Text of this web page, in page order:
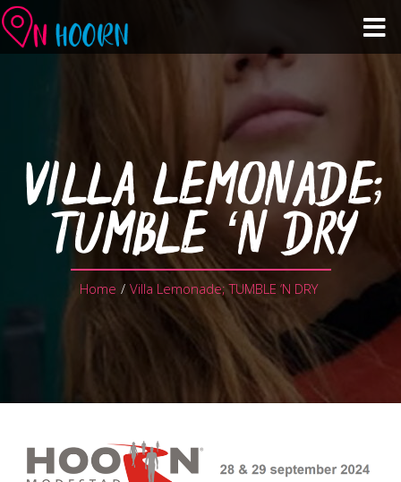
Zien & Doen
Winkelen & Horeca
Over Hoorn
Plan je bezoek
VILLA LEMONADE;
TUMBLE ‘N DRY
Home / Villa Lemonade; TUMBLE ‘N DRY